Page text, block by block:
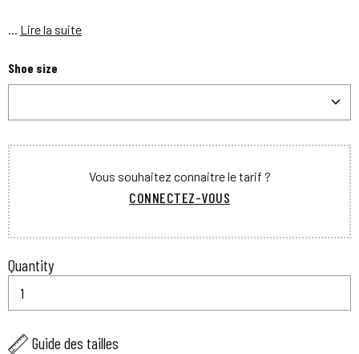
... Lire la suite
Shoe size
Vous souhaitez connaitre le tarif ?
CONNECTEZ-VOUS
Quantity
Guide des tailles